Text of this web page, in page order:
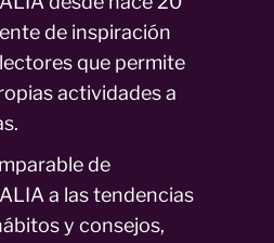
de inspiración
que permite
actividades a
de
a las tendencias
y consejos,